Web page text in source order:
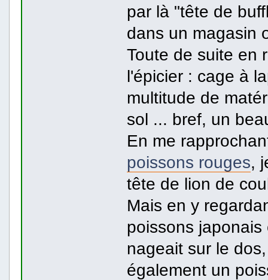
par là "tête de
dans un magasin
Toute de suite en
l'épicier : cage à
multitude de
sol ... bref, un
En me
poissons rouges,
tête de lion de
Mais en y
poissons
nageait sur le
également un